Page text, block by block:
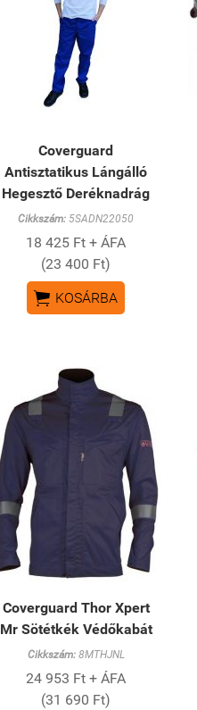
Coverguard
Antisztatikus Lángálló
Hegesztő Deréknadrág
Cikkszám: 5SADN22050
18 425 Ft + ÁFA
(23 400 Ft)
 KOSÁRBA
Coverguard Thor Xpert
Mr Sötétkék Védőkabát
Cikkszám:8MTHJNL
24 953 Ft + ÁFA
(31 690 Ft)